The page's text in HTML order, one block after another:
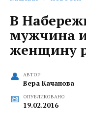
В
мужчина
женщину
АВТОР
Вера Качанова
ОПУБЛИКОВАНО
19.02.2016